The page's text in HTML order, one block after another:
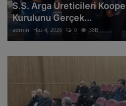
S.S. Arga Üreticileri
Kurulunu Gerçek...
admin Haz 4, 2026 0 38B